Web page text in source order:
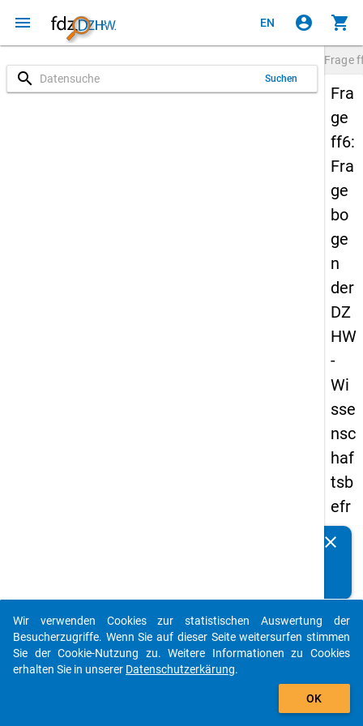
menu EN account_circle shopping_cart
search Suchen
Frage
Fra
ge
ff6:
Fra
ge
bo
ge
n
der
DZ
HW
-
Wi
sse
nsc
haf
tsb
efr
ag
20
19
ff6
clear
auto_stories
add_shopping_cart
Wir verwenden Cookies zur statistischen Auswertung der
Besucherzugriffe. Wenn Sie auf dieser Seite weitersurfen stimmen
Sie der Cookie-Nutzung zu. Weitere Informationen zu Cookies
erhalten Sie in unserer Datenschutzerkärung.
OK